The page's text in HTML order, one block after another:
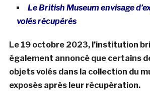
Le British Museum envisage
volés récupérés
Le 19 octobre 2023, l’institution
également annoncé que certains
objets volés dans la collection du
exposés après leur récupération.